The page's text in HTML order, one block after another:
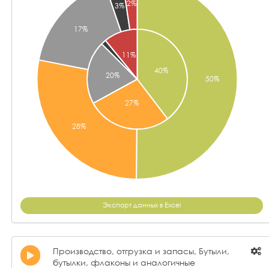
Экспорт данных в Excel
Производство, отгрузка и запасы, Бутыли,
бутылки, флаконы и аналогичные